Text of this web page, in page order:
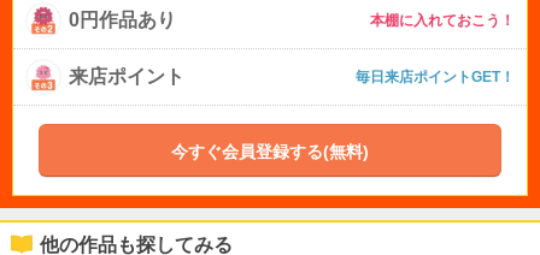
0円作品あり 本棚に入れておこう！
来店ポイント 毎日来店ポイントGET！
今すぐ会員登録する(無料)
他の作品も探してみる